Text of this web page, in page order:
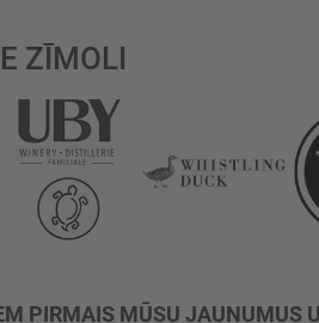
ZĪMOLI
PIRMAIS MŪSU JAUNUMUS